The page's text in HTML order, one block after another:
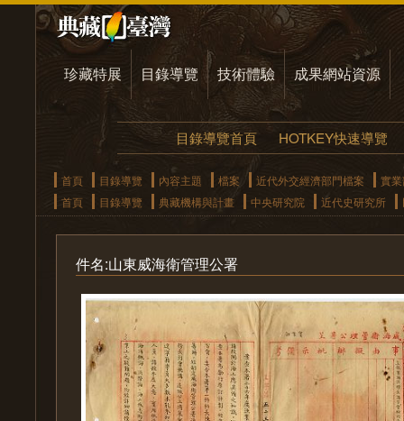
珍藏特展 目錄導覽 技術體驗 成果網站資源
目錄導覽首頁 HOTKEY快速導覽
首頁 目錄導覽 內容主題 檔案 近代外交經濟部門檔案
實
首頁
目錄導覽 典藏機構與計畫 中央研究院 近代史研究所
件名:山東威海衛管理公署